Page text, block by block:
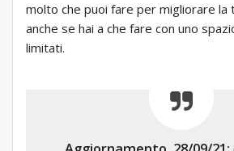
molto che puoi fare per migliorare la
anche se hai a che fare con uno
limitati.